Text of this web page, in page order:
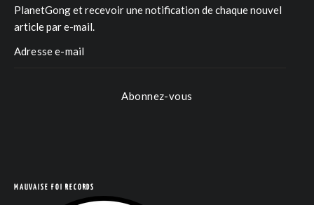
PlanetGong et recevoir une notification de chaque nouvel
article par e-mail.
Abonnez-vous
MAUVAISE FOI RECORDS